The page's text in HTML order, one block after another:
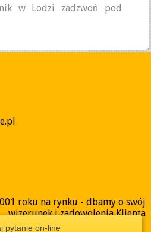
w Lodzi zadzwoń pod
roku na rynku - dbamy o swój
wizerunek i zadowolenia Klienta
pytanie on-line